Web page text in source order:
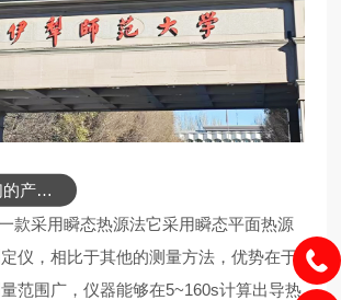
采用瞬态热源法它采用瞬态平面热源
仪，相比于其他的测量方法，优势在于
范围广，仪器能够在5~160s计算出导热
可以介绍下你们的产品么？